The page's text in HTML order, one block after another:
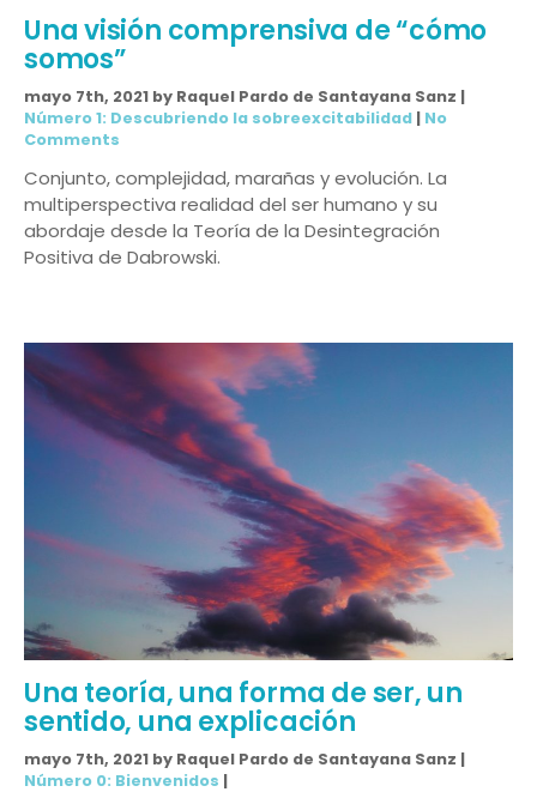
Una visión comprensiva de “cómo
somos”
mayo 7th, 2021 by Raquel Pardo de Santayana Sanz |
Número 1: Descubriendo la sobreexcitabilidad | No
Comments
Conjunto, complejidad, marañas y evolución. La
multiperspectiva realidad del ser humano y su
abordaje desde la Teoría de la Desintegración
Positiva de Dabrowski.
Una teoría, una forma de ser, un
sentido, una explicación
mayo 7th, 2021 by Raquel Pardo de Santayana Sanz |
Número 0: Bienvenidos |